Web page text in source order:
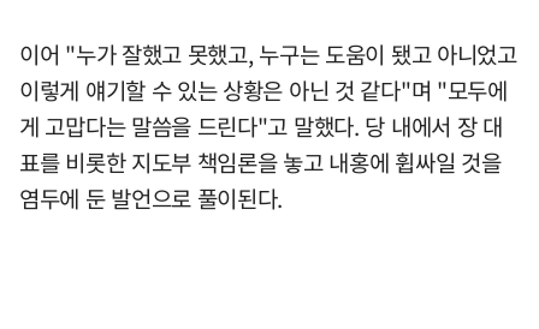
이어 "누가 잘했고 못했고, 누구는 도움이 됐고 아니었고
이렇게 얘기할 수 있는 상황은 아닌 것 같다"며 "모두에
게 고맙다는 말씀을 드린다"고 말했다. 당 내에서 장 대
표를 비롯한 지도부 책임론을 놓고 내홍에 휩싸일 것을
염두에 둔 발언으로 풀이된다.